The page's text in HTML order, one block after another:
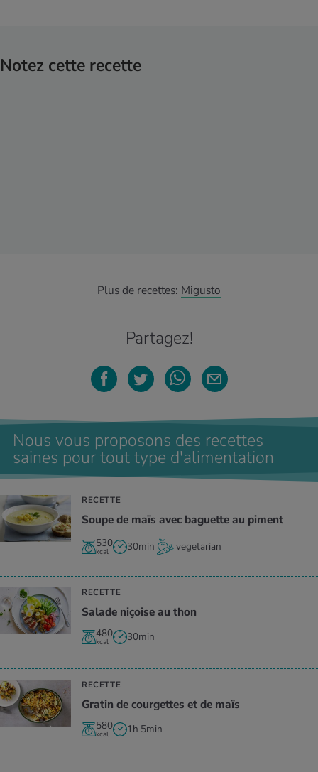
Notez cette recette
Plus de recettes: Migusto
Partagez!
Nous vous proposons des recettes
saines pour tout type d'alimentation
RECETTE
Soupe de maïs avec baguette au piment
530
kcal 30min vegetarian
RECETTE
Salade niçoise au thon
480
kcal 30min
RECETTE
Gratin de courgettes et de maïs
580
kcal 1h 5min